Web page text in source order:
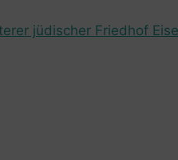
jüdischer Friedhof